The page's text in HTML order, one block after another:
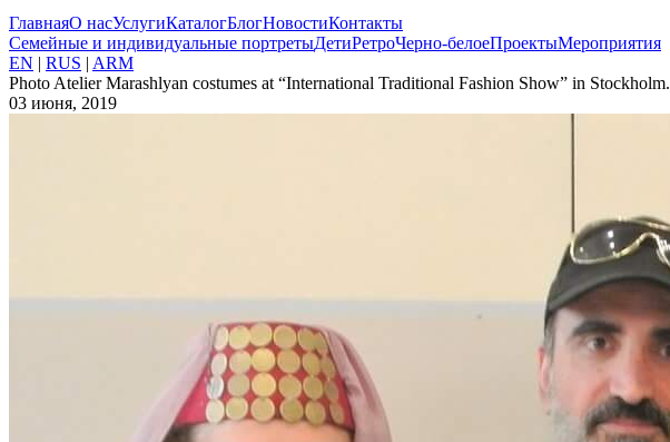
ГлавнаяО насУслугиКаталогБлогНовостиКонтакты
Семейные и индивидуальные портретыДетиРетроЧерно-белоеПроектыМероприятия
EN | RUS | ARM
Photo Atelier Marashlyan costumes at “International Traditional Fashion Show” in Stockholm.
03 июня, 2019